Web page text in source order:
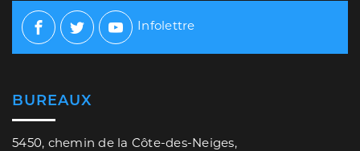
Facebook
TwitterYoutube
Infolettre
BUREAUX
5450, chemin de la Côte-des-Neiges,